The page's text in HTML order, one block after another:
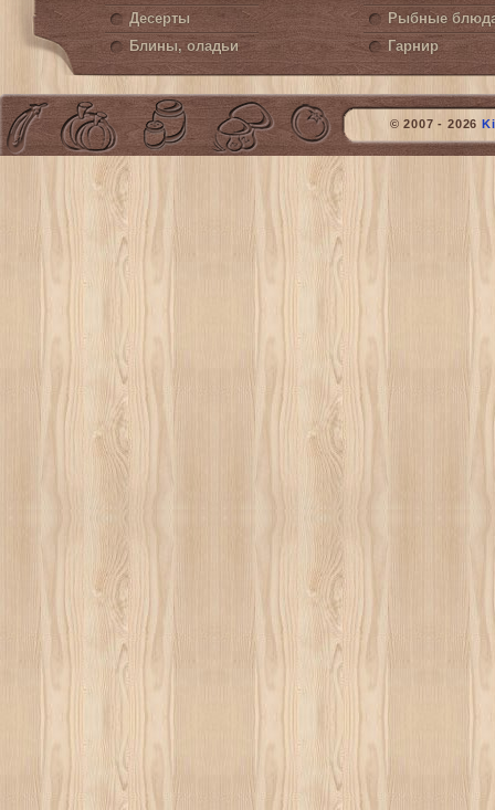
Десерты
Блины, оладьи
Рыбные
Гарнир
© 2007 - 2026